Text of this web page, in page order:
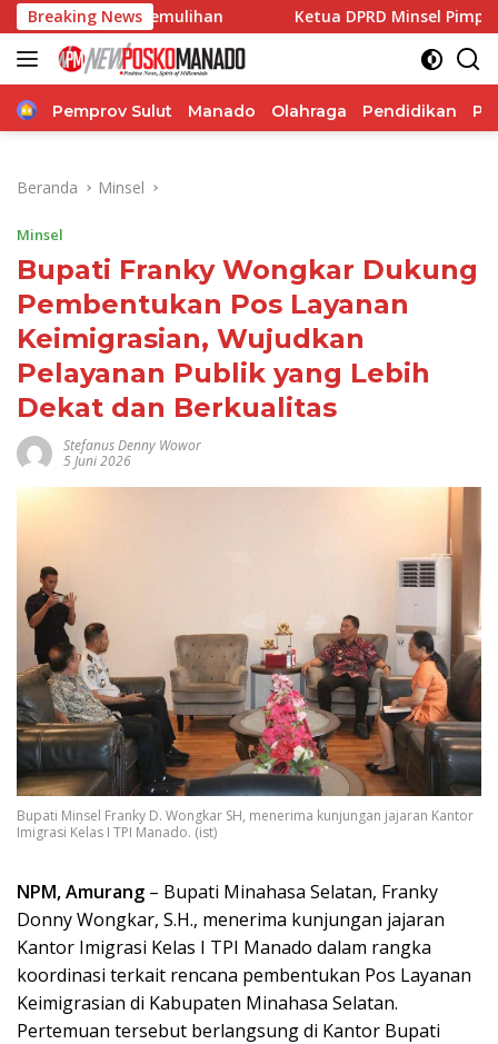
Langsung
ke
konten
Breaking NewsKetua DPRD Minsel Pimpin Finalisasi
Home
Pemprov Sulut Manado Olahraga Pendidikan
Beranda Minsel
Minsel
Bupati Franky Wongkar Dukung
Pembentukan Pos Layanan
Keimigrasian, Wujudkan
Pelayanan Publik yang Lebih
Dekat dan Berkualitas
Stefanus Denny Wowor
5 Juni 2026
Bupati Minsel Franky D. Wongkar SH, menerima kunjungan jajaran Kantor
Imigrasi Kelas I TPI Manado. (ist)
NPM, Amurang – Bupati Minahasa Selatan, Franky
Donny Wongkar, S.H., menerima kunjungan jajaran
Kantor Imigrasi Kelas I TPI Manado dalam rangka
koordinasi terkait rencana pembentukan Pos Layanan
Keimigrasian di Kabupaten Minahasa Selatan.
Pertemuan tersebut berlangsung di Kantor Bupati